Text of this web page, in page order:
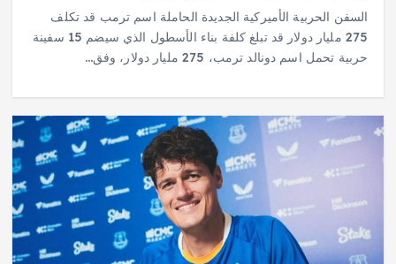
السفن الحربية الأميركية الجديدة الحاملة اسم ترمب قد تكلف
275 مليار دولار قد تبلغ كلفة بناء الأسطول الذي سيضم 15 سفينة
حربية تحمل اسم دونالد ترمب، 275 مليار دولار، وفق…